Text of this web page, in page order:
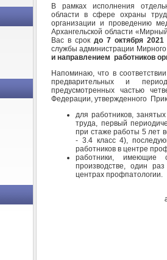
В рамках исполнения
области в сфере охраны
организации и проведению
Архангельской области
Вас в срок до 7 октября 2021
службы администрации
и направлением работников
Напоминаю, что в
предварительных и
предусмотренных частью
Федерации, утвержденного
для работников,
труда, первый
при стаже работы 5 лет
- 3.4 класс 4),
работников в центре
работники, имеющие
производстве, один
центрах профпатологии.